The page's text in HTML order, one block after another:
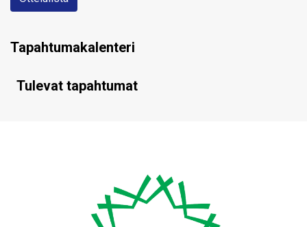
Tapahtumakalenteri
Tulevat tapahtumat